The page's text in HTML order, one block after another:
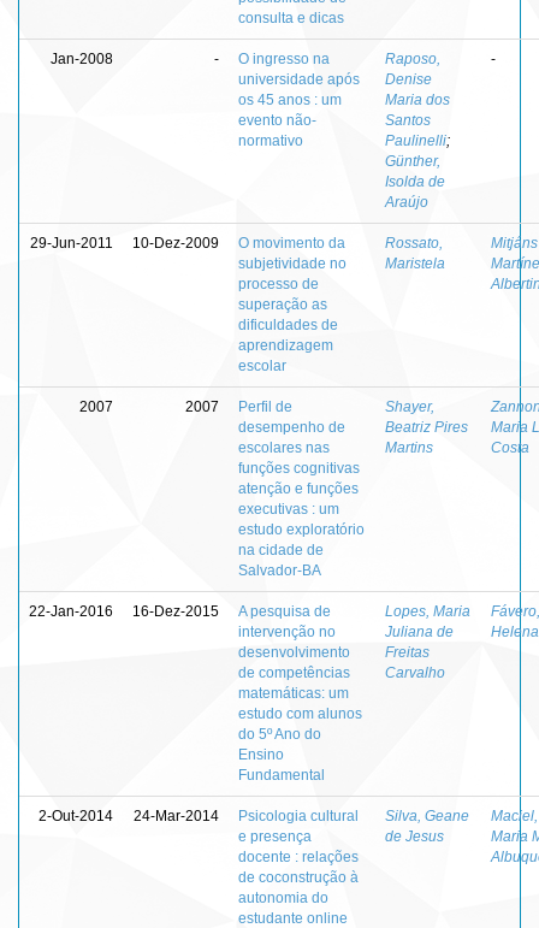
consulta e dicas
Jan-2008 -
O ingresso na
universidade após
os 45 anos : um
evento não-
normativo
Raposo,
Denise
Maria dos
Santos
Paulinelli;
Günther,
Isolda de
Araújo
-
29-Jun-2011 10-Dez-2009
O movimento da
subjetividade no
processo de
superação as
dificuldades de
aprendizagem
escolar
Rossato,
Maristela
Mitjáns
2007 2007
Perfil de
desempenho de
escolares nas
funções cognitivas
atenção e funções
executivas : um
estudo exploratório
na cidade de
Salvador-BA
Shayer,
Beatriz Pires
Martins
Maria
Costa
22-Jan-2016 16-Dez-2015
A pesquisa de
intervenção no
desenvolvimento
de competências
matemáticas: um
estudo com alunos
do 5º Ano do
Ensino
Fundamental
Lopes, Maria
Juliana de
Freitas
Carvalho
Helena
2-Out-2014 24-Mar-2014
Psicologia cultural
e presença
docente : relações
de coconstrução à
autonomia do
estudante online
Silva, Geane
de Jesus
Maria